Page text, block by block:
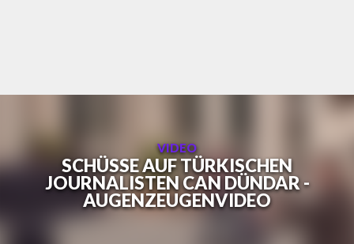
VIDEO
SCHÜSSE AUF TÜRKISCHEN
JOURNALISTEN CAN DÜNDAR -
AUGENZEUGENVIDEO